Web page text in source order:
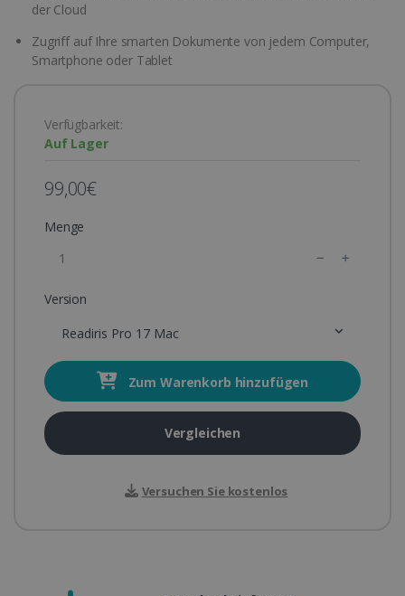
der Cloud
Zugriff auf Ihre smarten Dokumente von jedem Computer,
Smartphone oder Tablet
Verfügbarkeit:
Auf Lager
99,00€
Menge
Version
Readiris Pro 17 Mac
Zum Warenkorb hinzufügen
Vergleichen
Versuchen Sie kostenlos